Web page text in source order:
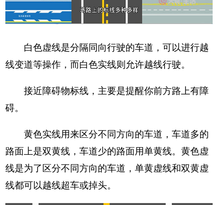
白色虚线是分隔同向行驶的车道，可以进行越
线变道等操作，而白色实线则允许越线行驶。
接近障碍物标线，主要是提醒你前方路上有障
碍。
黄色实线用来区分不同方向的车道，车道多的
路面上是双黄线，车道少的路面用单黄线。黄色虚
线是为了区分不同方向的车道，单黄虚线和双黄虚
线都可以越线超车或掉头。